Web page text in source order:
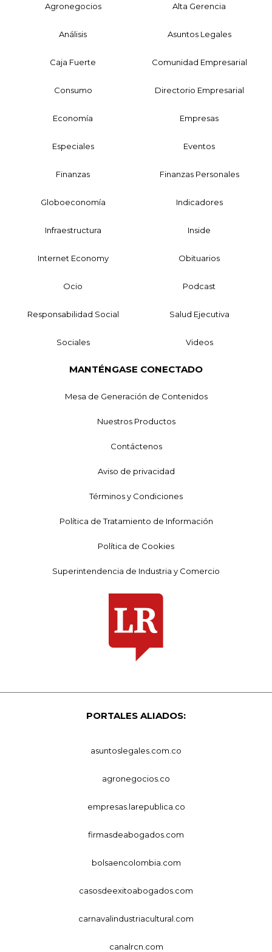
Agronegocios Alta Gerencia
Análisis Asuntos Legales
Caja Fuerte Comunidad Empresarial
Consumo Directorio Empresarial
Economía Empresas
Especiales Eventos
Finanzas Finanzas Personales
Globoeconomía Indicadores
Infraestructura Inside
Internet Economy Obituarios
Ocio Podcast
Responsabilidad Social Salud Ejecutiva
Sociales Videos
MANTÉNGASE CONECTADO
Mesa de Generación de Contenidos
Nuestros Productos
Contáctenos
Aviso de privacidad
Términos y Condiciones
Política de Tratamiento de Información
Política de Cookies
Superintendencia de Industria y Comercio
PORTALES ALIADOS:
asuntoslegales.com.co
agronegocios.co
empresas.larepublica.co
firmasdeabogados.com
bolsaencolombia.com
casosdeexitoabogados.com
carnavalindustriacultural.com
canalrcn.com